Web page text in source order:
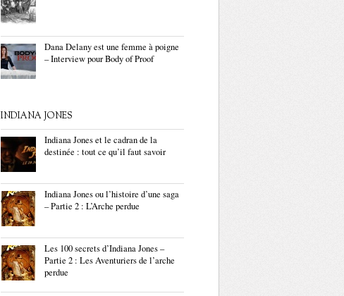
Dana Delany est une femme à poigne
– Interview pour Body of Proof
INDIANA JONES
Indiana Jones et le cadran de la
destinée : tout ce qu’il faut savoir
Indiana Jones ou l’histoire d’une saga
– Partie 2 : L’Arche perdue
Les 100 secrets d’Indiana Jones –
Partie 2 : Les Aventuriers de l’arche
perdue